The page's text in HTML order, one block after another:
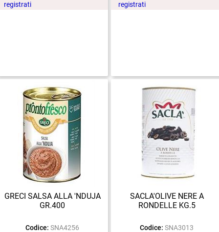
registrati
registrati
GRECI SALSA ALLA 'NDUJA
GR.400
Codice: SNA4256
SACLA'OLIVE NERE A
RONDELLE KG.5
Codice: SNA3013